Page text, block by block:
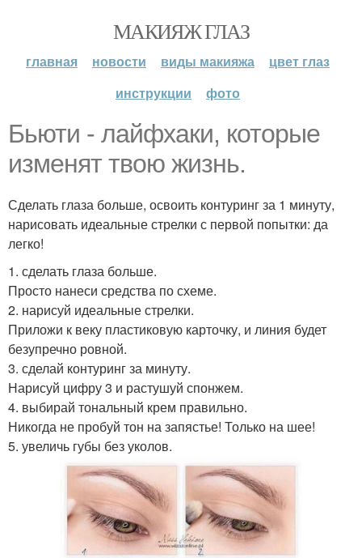
МАКИЯЖ ГЛАЗ
главная новости виды макияжа
цвет глаз
инструкции
фото
Бьюти - лайфхаки, которые
изменят твою жизнь.
Сделать глаза больше, освоить контуринг за 1 минуту,
нарисовать идеальные стрелки с первой попытки: да
легко!
1. сделать глаза больше.
Просто нанеси средства по схеме.
2. нарисуй идеальные стрелки.
Приложи к веку пластиковую карточку, и линия будет
безупречно ровной.
3. сделай контуринг за минуту.
Нарисуй цифру 3 и растушуй спонжем.
4. выбирай тональный крем правильно.
Никогда не пробуй тон на запястье! Только на шее!
5. увеличь губы без уколов.